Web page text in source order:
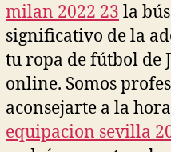
milan 2022 23 la
significativo de la
tu ropa de fútbol de
online. Somos
aconsejarte a la
equipacion sevilla